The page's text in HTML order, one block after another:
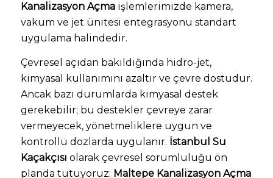
Kanalizasyon Açmaişlemlerimizde kamera,
vakum ve jet ünitesi entegrasyonu standart
uygulama halindedir.
Çevresel açıdan bakıldığında hidro-jet,
kimyasal kullanımını azaltır ve çevre dostudur.
Ancak bazı durumlarda kimyasal destek
gerekebilir; bu destekler çevreye zarar
vermeyecek, yönetmeliklere uygun ve
kontrollü dozlarda uygulanır. İstanbul Su
Kaçakçısı olarak çevresel sorumluluğu ön
planda tutuyoruz; Maltepe Kanalizasyon Açma